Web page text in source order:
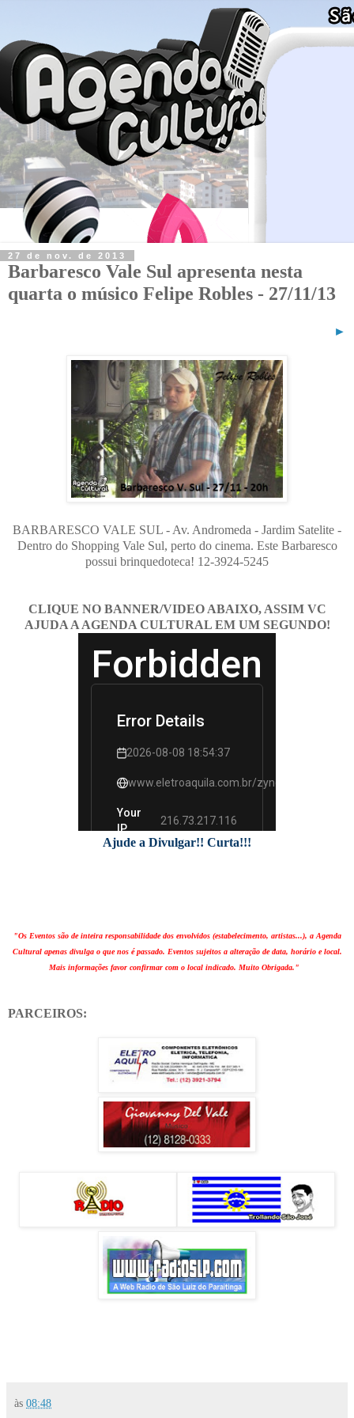
27 de nov. de 2013
Barbaresco Vale Sul apresenta nesta
quarta o músico Felipe Robles - 27/11/13
►
BARBARESCO VALE SUL - Av. Andromeda - Jardim Satelite -
Dentro do Shopping Vale Sul, perto do cinema. Este Barbaresco
possui brinquedoteca! 12-3924-5245
CLIQUE NO BANNER/VIDEO ABAIXO, ASSIM VC
AJUDA A AGENDA CULTURAL EM UM SEGUNDO!
Ajude a Divulgar!! Curta!!!
"Os Eventos são de inteira responsabilidade dos envolvidos (estabelecimento, artistas...), a Agenda
Cultural apenas divulga o que nos é passado. Eventos sujeitos a alteração de data, horário e local.
Mais informações favor confirmar com o local indicado. Muito Obrigada."
PARCEIROS:
às 08:48